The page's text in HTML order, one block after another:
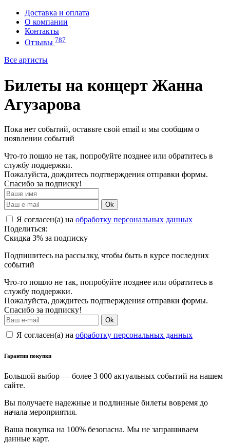
Доставка и оплата
О компании
Контакты
Отзывы 787
Все артисты
Билеты на концерт Жанна
Агузарова
Пока нет событий, оставьте свой email и мы сообщим о
появлении событий
Что-то пошло не так, попробуйте позднее или обратитесь в
службу поддержки.
Пожалуйста, дождитесь подтверждения отправки формы.
Спасибо за подписку!
Ok
Я согласен(а) на обработку персональных данных
Поделиться:
Скидка 3% за подписку
Подпишитесь на рассылку, чтобы быть в курсе последних
событий
Что-то пошло не так, попробуйте позднее или обратитесь в
службу поддержки.
Пожалуйста, дождитесь подтверждения отправки формы.
Спасибо за подписку!
Ok
Я согласен(а) на обработку персональных данных
Гарантии покупки
Большой выбор — более 3 000 актуальных событий на нашем
сайте.
Вы получаете надежные и подлинные билеты вовремя до
начала мероприятия.
Ваша покупка на 100% безопасна. Мы не запрашиваем
данные карт.